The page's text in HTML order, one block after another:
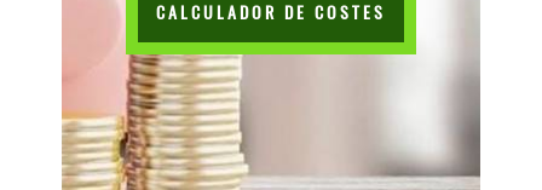
CALCULADOR DE COSTES